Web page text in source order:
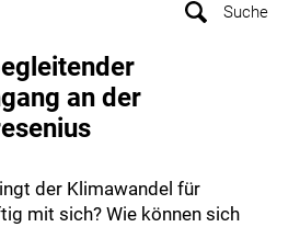
an der
der Klimawandel für
mit sich? Wie können sich